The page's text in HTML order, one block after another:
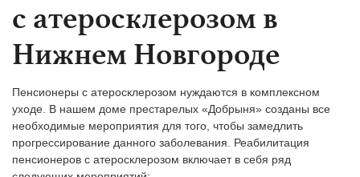
с атеросклерозом в
Нижнем Новгороде
Пенсионеры с атеросклерозом нуждаются в комплексном
уходе. В нашем доме престарелых «Добрыня» созданы все
необходимые мероприятия для того, чтобы замедлить
прогрессирование данного заболевания. Реабилитация
пенсионеров с атеросклерозом включает в себя ряд